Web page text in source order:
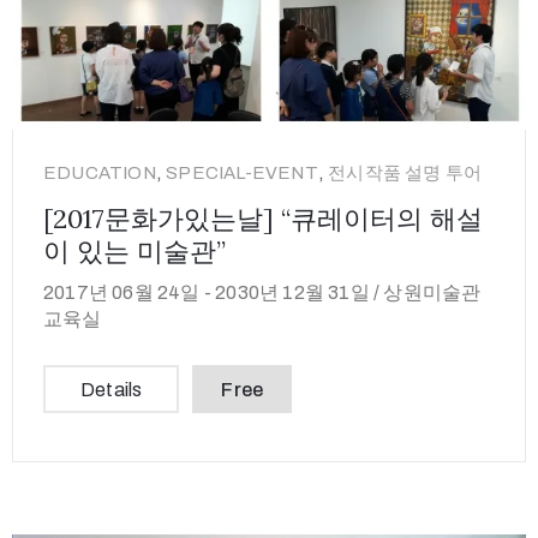
EDUCATION,SPECIAL-EVENT, 전시작품 설명 투어
[2017문화가있는날] “큐레이터의 해설
이 있는 미술관”
2017년 06월 24일 - 2030년 12월 31일 / 상원미술관
교육실
Details Free